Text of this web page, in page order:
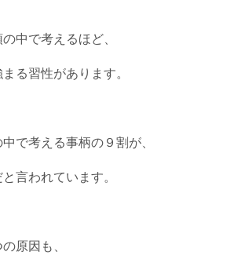
中で考えるほど、
る習性があります。
で考える事柄の９割が、
言われています。
原因も、